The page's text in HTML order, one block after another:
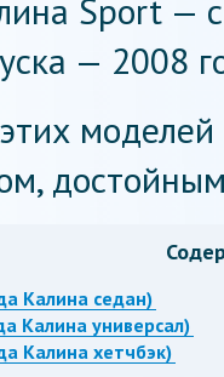
Sport —
— 2008
Калина седан)
Калина универсал)
Калина хетчбэк)